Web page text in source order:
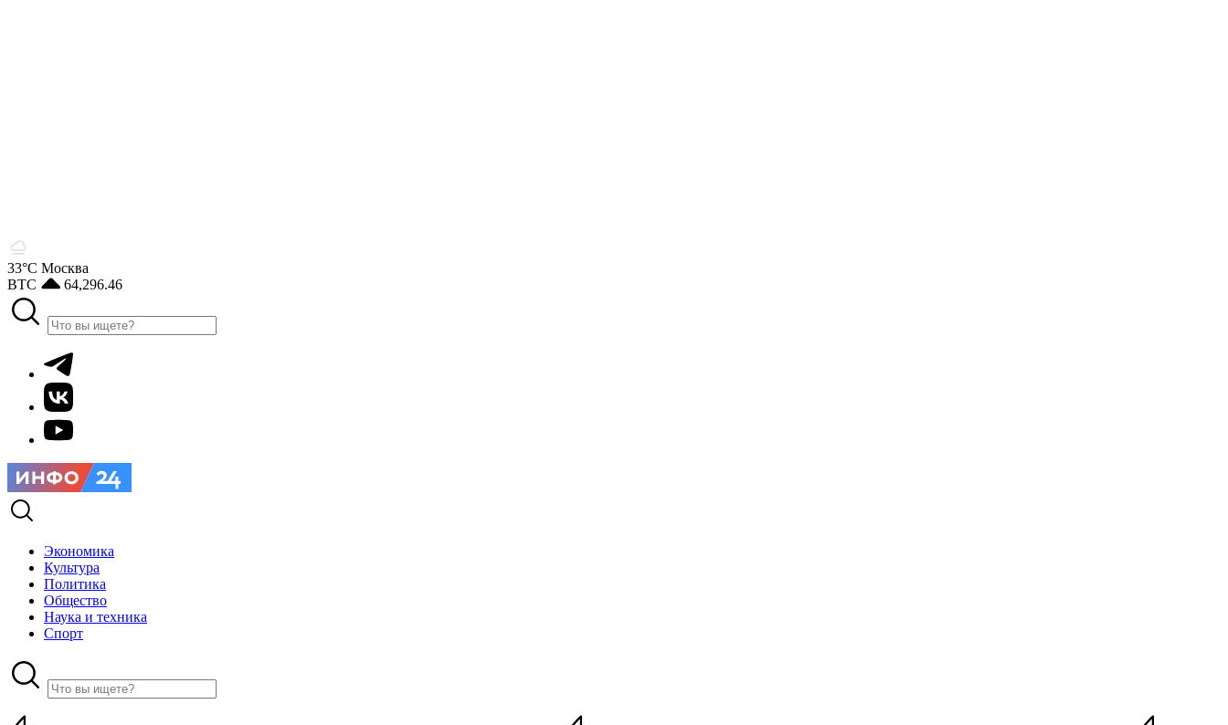
33°С Москва
BTC
64,296.46
Экономика
Культура
Политика
Общество
Наука и техника
Спорт